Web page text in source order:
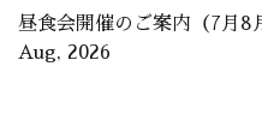
昼食会開催のご案内（7月
Aug, 2026